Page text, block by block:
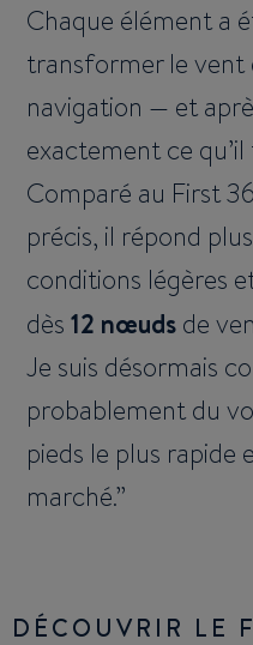
Chaque élément a
transformer le vent
navigation — et
exactement ce
Comparé au First
précis, il répond
conditions légères
dès 12 nœuds de
Je suis désormais
probablement du
pieds le plus rapide
marché.
DÉCOUVRIR LE